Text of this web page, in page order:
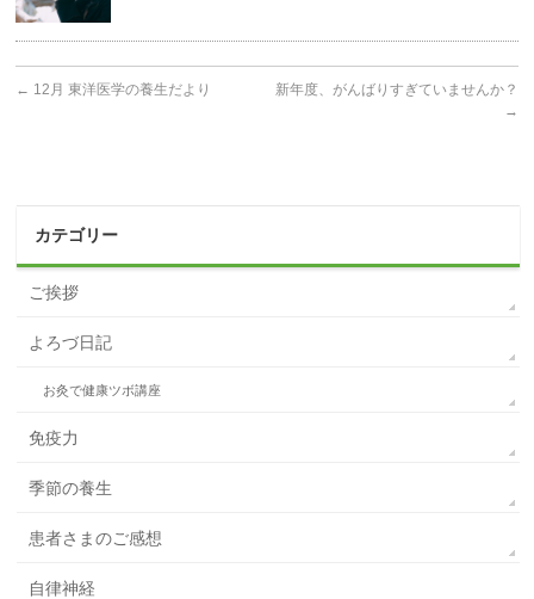
← 12月 東洋医学の養生だより
新年度、がんばりすぎていませんか？
→
カテゴリー
ご挨拶
よろづ日記
お灸で健康ツボ講座
免疫力
季節の養生
患者さまのご感想
自律神経